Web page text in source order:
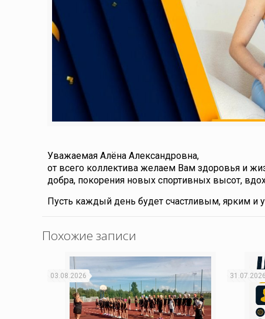
Уважаемая Алёна Александровна,
от всего коллектива желаем Вам здоровья и
добра, покорения новых спортивных высот,
Пусть каждый день будет счастливым, ярким и
Похожие записи
03.08.2026 31.07.2026